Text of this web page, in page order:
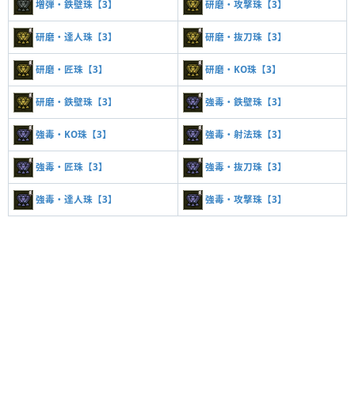
増弾・鉄壁珠【3】 研磨・攻撃珠【3】
研磨・達人珠【3】 研磨・抜刀珠【3】
研磨・匠珠【3】 研磨・KO珠【3】
研磨・鉄壁珠【3】 強毒・鉄壁珠【3】
強毒・KO珠【3】 強毒・射法珠【3】
強毒・匠珠【3】 強毒・抜刀珠【3】
強毒・達人珠【3】 強毒・攻撃珠【3】